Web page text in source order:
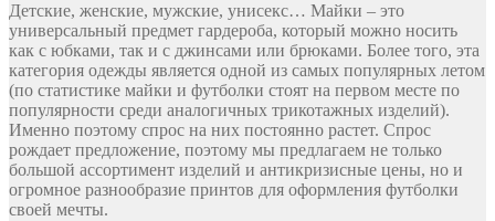
Детские, женские, мужские, унисекс… Майки – это
универсальный предмет гардероба, который можно носить
как с юбками, так и с джинсами или брюками. Более того, эта
категория одежды является одной из самых популярных летом
(по статистике майки и футболки стоят на первом месте по
популярности среди аналогичных трикотажных изделий).
Именно поэтому спрос на них постоянно растет. Спрос
рождает предложение, поэтому мы предлагаем не только
большой ассортимент изделий и антикризисные цены, но и
огромное разнообразие принтов для оформления футболки
своей мечты.